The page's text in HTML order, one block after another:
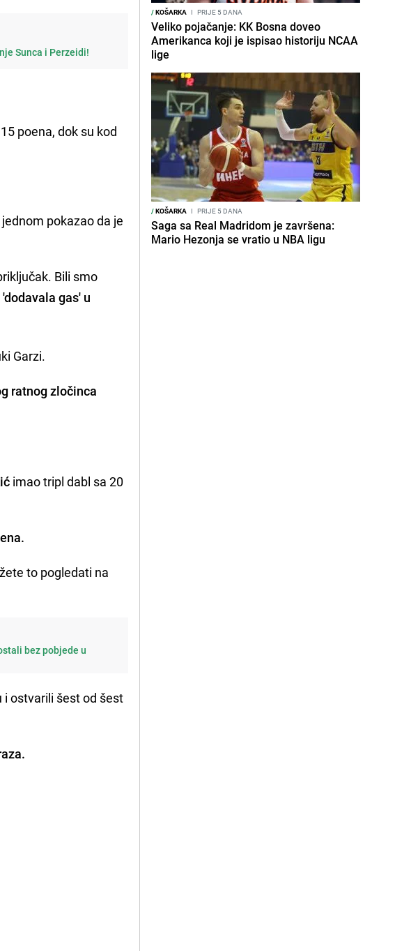
Sunca i Perzeidi!
poena, dok su kod
pokazao da je
Bili smo
gas' u
Garzi.
ratnog zločinca
imao tripl dabl sa 20
to pogledati na
bez pobjede u
i ostvarili šest od šest
/KOŠARKA I PRIJE 5 DANA
Veliko pojačanje: KK Bosna doveo
Amerikanca koji je ispisao historiju NCAA
lige
/KOŠARKA I PRIJE 5 DANA
Saga sa Real Madridom je završena:
Mario Hezonja se vratio u NBA ligu